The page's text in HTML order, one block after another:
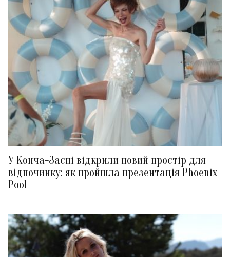
У Конча-Заспі відкрили новий простір для
відпочинку: як пройшла презентація Phoenix
Pool